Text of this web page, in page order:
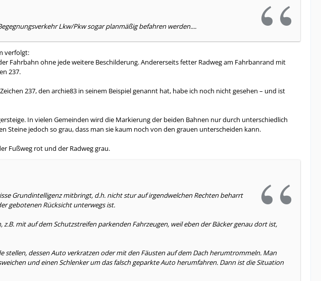
Lkw/Pkw sogar planmäßig befahren werden....
verfolgt:
Fahrbahn ohne jede weitere Beschilderung. Andererseits fetter Radweg am Fahrbanrand mit
237.
Zeichen 237, den archie83 in seinem Beispiel genannt hat, habe ich noch nicht gesehen – und ist
In vielen Gemeinden wird die Markierung der beiden Bahnen nur durch unterschiedlich
Steine jedoch so grau, dass man sie kaum noch von den grauen unterscheiden kann.
Fußweg rot und der Radweg grau.
Grundintelligenz mitbringt, d.h. nicht stur auf irgendwelchen Rechten beharrt
gebotenen Rücksicht unterwegs ist.
mit auf dem Schutzstreifen parkenden Fahrzeugen, weil eben der Bäcker genau dort ist,
stellen, dessen Auto verkratzen oder mit den Fäusten auf dem Dach herumtrommeln. Man
und einen Schlenker um das falsch geparkte Auto herumfahren. Dann ist die Situation